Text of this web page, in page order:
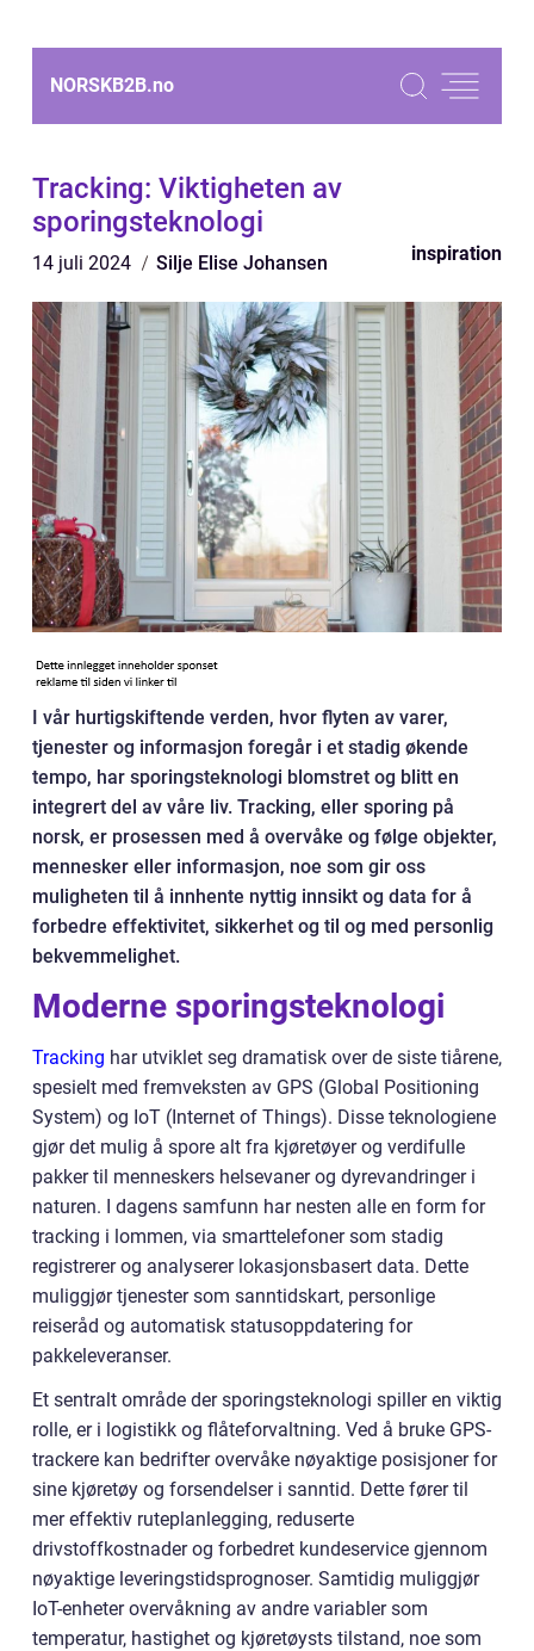
NORSKB2B.no
Tracking: Viktigheten av
sporingsteknologi
14 juli 2024 Silje Elise Johansen inspiration
I vår hurtigskiftende verden, hvor flyten av varer,
tjenester og informasjon foregår i et stadig økende
tempo, har sporingsteknologi blomstret og blitt en
integrert del av våre liv. Tracking, eller sporing på
norsk, er prosessen med å overvåke og følge objekter,
mennesker eller informasjon, noe som gir oss
muligheten til å innhente nyttig innsikt og data for å
forbedre effektivitet, sikkerhet og til og med personlig
bekvemmelighet.
Moderne sporingsteknologi
Tracking har utviklet seg dramatisk over de siste tiårene,
spesielt med fremveksten av GPS (Global Positioning
System) og IoT (Internet of Things). Disse teknologiene
gjør det mulig å spore alt fra kjøretøyer og verdifulle
pakker til menneskers helsevaner og dyrevandringer i
naturen. I dagens samfunn har nesten alle en form for
tracking i lommen, via smarttelefoner som stadig
registrerer og analyserer lokasjonsbasert data. Dette
muliggjør tjenester som sanntidskart, personlige
reiseråd og automatisk statusoppdatering for
pakkeleveranser.
Et sentralt område der sporingsteknologi spiller en viktig
rolle, er i logistikk og flåteforvaltning. Ved å bruke GPS-
trackere kan bedrifter overvåke nøyaktige posisjoner for
sine kjøretøy og forsendelser i sanntid. Dette fører til
mer effektiv ruteplanlegging, reduserte
drivstoffkostnader og forbedret kundeservice gjennom
nøyaktige leveringstidsprognoser. Samtidig muliggjør
IoT-enheter overvåkning av andre variabler som
temperatur, hastighet og kjøretøysts tilstand, noe som